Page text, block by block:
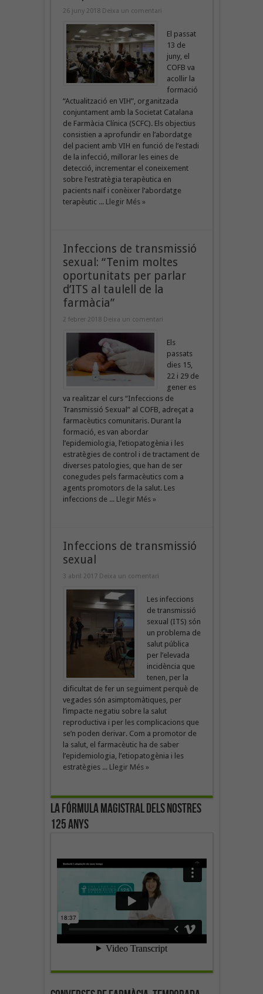
26 juny 2018 Deixa un comentari
El passat
13 de
juny, el
COFB va
acollir la
formació
“Actualització en VIH”, organitzada
conjuntament amb la Societat Catalana
de Farmàcia Clínica (SCFC). Els objectius
consistien a aprofundir en l’abordatge
del pacient amb VIH en funció de l’estadi
de la infecció, millorar les eines de
detecció, incrementar el coneixement
sobre l’estratègia terapèutica en
pacients naïf i conèixer l’abordatge
terapèutic ... Llegir Més »
Infeccions de transmissió
sexual: “Tenim moltes
oportunitats per parlar
d’ITS al taulell de la
farmàcia”
2 febrer 2018 Deixa un comentari
Els
passats
dies 15,
22 i 29 de
gener es
va realitzar el curs “Infeccions de
Transmissió Sexual” al COFB, adreçat a
farmacèutics comunitaris. Durant la
formació, es van abordar
l’epidemiologia, l’etiopatogènia i les
estratègies de control i de tractament de
diverses patologies, que han de ser
conegudes pels farmacèutics com a
agents promotors de la salut. Les
infeccions de ... Llegir Més »
Infeccions de transmissió
sexual
3 abril 2017 Deixa un comentari
Les infeccions
de transmissió
sexual (ITS) són
un problema de
salut pública
per l’elevada
incidència que
tenen, per la
dificultat de fer un seguiment perquè de
vegades són asimptomàtiques, per
l’impacte negatiu sobre la salut
reproductiva i per les complicacions que
se’n poden derivar. Com a promotor de
la salut, el farmacèutic ha de saber
l’epidemiologia, l’etiopatogènia i les
estratègies ... Llegir Més »
La fórmula magistral dels nostres
125 anys